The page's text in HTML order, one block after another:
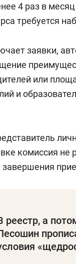
4 раз в
требуется
заявки,
или
и
комиссия не
завершения
реестр, а